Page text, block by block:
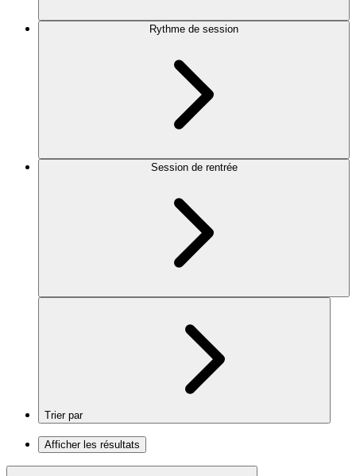
Rythme de session
Session de rentrée
Trier par
Afficher les résultats